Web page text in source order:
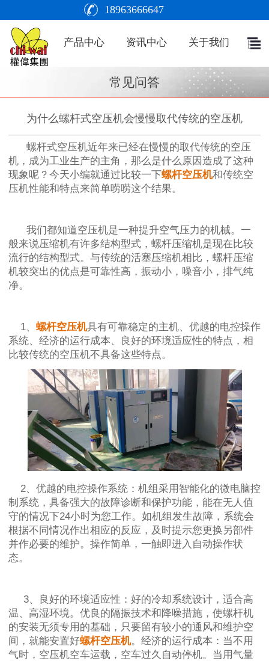
18963666647
产品中心 资讯中心 关于我们
常见问答
为什么螺杆式空压机会慢慢取代传统的空压机
螺杆式空压机近年来已经在慢慢的取代传统的空压
机，成为工业生产的主角，那么是什么原因造成了这种
现象呢？今天小编就通过比较一下螺杆空压机和传统空
压机性能和特点来简单唠唠这个结果。
我们都知道空压机是一种提升空气压力的机械。一
般来说压缩机有许多结构型式，螺杆压缩机是现在比较
流行的结构型式。与传统的活塞压缩机相比，螺杆压缩
机较突出的优点是可靠性高，振动小，噪音小，排气纯
净。
1、 螺杆空压机具有可靠稳定的主机、优越的电控操作
系统、经济的运行成本、良好的环境适应性的特点，相
比较传统的空压机不具备这些特点。
2、优越的电控操作系统：机组采用智能化的微电脑控
制系统，具备强大的故障诊断和保护功能，能在无人值
守的情况下24小时为您工作。如机组发生故障，系统会
根据不同情况作出相应的反应，及时提示您更换另部件
并作必要的维护。操作简单，一触即进入自动操作状
态。
3、良好的环境适应性：好的冷却系统设计，适合高
温、高湿环境。优良的隔振技术和降噪措施，使螺杆机
的安装无须专用的基础，只要留有较小的通风和维护空
间，就能安置好螺杆空压机。经济的运行成本：当不用
气时，空压机空车运载，空车过久自动停机。当用气量